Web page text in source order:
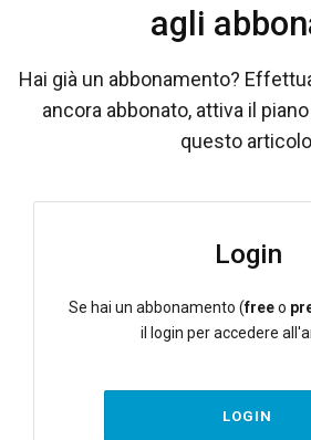
agli
Hai già un abbonamento?
ancora abbonato, attiva il
questo
Login
Se hai un abbonamento (freeo
il login per accedere
LOGIN